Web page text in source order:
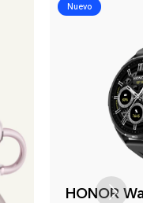
HONOR
Nuevo